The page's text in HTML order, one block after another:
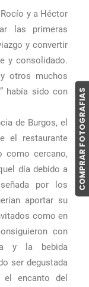
y a Héctor
las primeras
y convertir
y consolidado.
otros muchos
había sido con
de Burgos, el
el restaurante
como cercano,
día debido a
por los
aportar su
como en
con
y la bebida
ser degustada
el encanto del
COMPRAR FOTOGRAFIAS